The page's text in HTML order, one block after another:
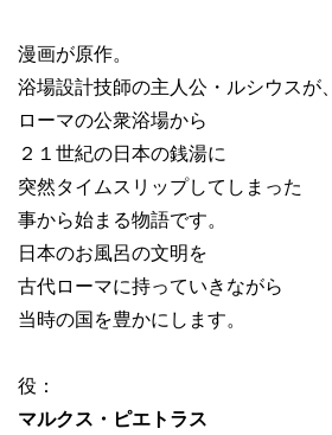
漫画が原作。
浴場設計技師の主人公・ルシウスが、
ローマの公衆浴場から
２１世紀の日本の銭湯に
突然タイムスリップしてしまった
事から始まる物語です。
日本のお風呂の文明を
古代ローマに持っていきながら
当時の国を豊かにします。
役：
マルクス・ピエトラス